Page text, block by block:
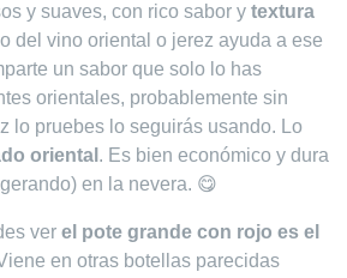
y suaves, con rico sabor y textura
del vino oriental o jerez ayuda a ese
un sabor que solo lo has
orientales, probablemente sin
lo pruebes lo seguirás usando. Lo
oriental . Es bien económico y dura
en la nevera. 😋
ver el pote grande con rojo es el
en otras botellas parecidas